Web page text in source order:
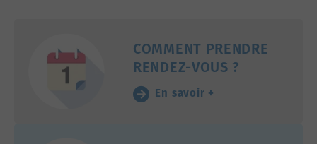
COMMENT PRENDRE
RENDEZ-VOUS ?
En savoir +